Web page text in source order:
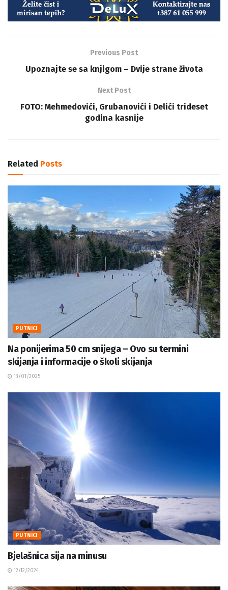
Previous Post
Upoznajte se sa knjigom – Dvije strane života
Next Post
FOTO: Mehmedovići, Grubanovići i Delići trideset
godina kasnije
Related Posts
PUTNICI
Na ponijerima 50 cm snijega – Ovo su termini
skijanja i informacije o školi skijanja
13/01/2025
PUTNICI
Bjelašnica sija na minusu
12/12/2024